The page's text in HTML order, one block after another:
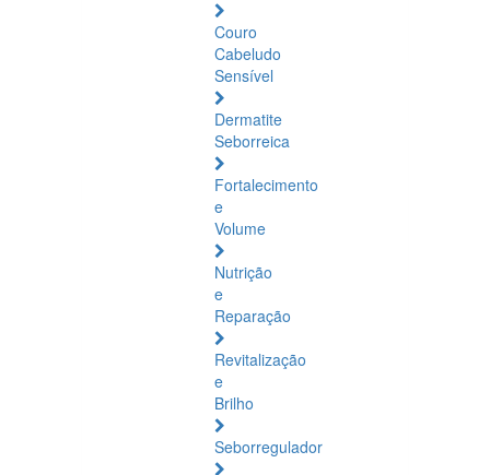
Couro
Cabeludo
Sensível
Dermatite
Seborreica
Fortalecimento
e
Volume
Nutrição
e
Reparação
Revitalização
e
Brilho
Seborregulador